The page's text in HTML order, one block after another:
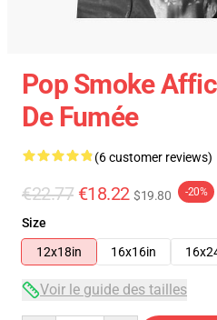
Pop Smoke
De Fumée
(6 customer reviews)
€22.77 €18.22 $19.80 -20%
Size
12x18in
16x16in
Voir le guide des tailles